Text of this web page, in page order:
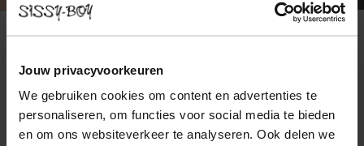
Jouw privacyvoorkeuren
We gebruiken cookies om content en advertenties te
personaliseren, om functies voor social media te bieden
en om ons websiteverkeer te analyseren. Ook delen we
39.9923.99